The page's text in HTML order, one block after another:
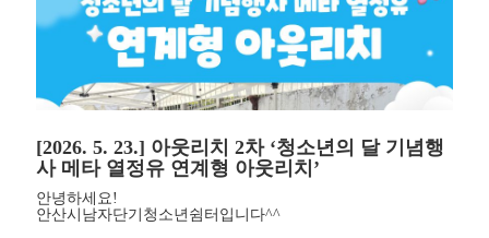
[2026. 5. 23.] 아웃리치 2차 ‘청소년의 달 기념행
사 메타 열정유 연계형 아웃리치’
안녕하세요!
안산시남자단기청소년쉼터입니다^^